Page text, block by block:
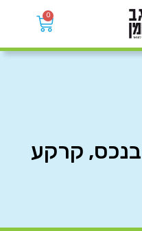
0
בנכס, קרקע